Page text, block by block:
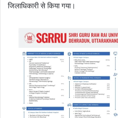
जिलाधिकारी से किया गया।